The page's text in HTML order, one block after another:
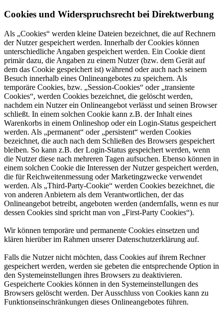
Cookies und Widerspruchsrecht bei Direktwerbung
Als „Cookies“ werden kleine Dateien bezeichnet, die auf Rechnern
der Nutzer gespeichert werden. Innerhalb der Cookies können
unterschiedliche Angaben gespeichert werden. Ein Cookie dient
primär dazu, die Angaben zu einem Nutzer (bzw. dem Gerät auf
dem das Cookie gespeichert ist) während oder auch nach seinem
Besuch innerhalb eines Onlineangebotes zu speichern. Als
temporäre Cookies, bzw. „Session-Cookies“ oder „transiente
Cookies“, werden Cookies bezeichnet, die gelöscht werden,
nachdem ein Nutzer ein Onlineangebot verlässt und seinen Browser
schließt. In einem solchen Cookie kann z.B. der Inhalt eines
Warenkorbs in einem Onlineshop oder ein Login-Status gespeichert
werden. Als „permanent“ oder „persistent“ werden Cookies
bezeichnet, die auch nach dem Schließen des Browsers gespeichert
bleiben. So kann z.B. der Login-Status gespeichert werden, wenn
die Nutzer diese nach mehreren Tagen aufsuchen. Ebenso können in
einem solchen Cookie die Interessen der Nutzer gespeichert werden,
die für Reichweitenmessung oder Marketingzwecke verwendet
werden. Als „Third-Party-Cookie“ werden Cookies bezeichnet, die
von anderen Anbietern als dem Verantwortlichen, der das
Onlineangebot betreibt, angeboten werden (andernfalls, wenn es nur
dessen Cookies sind spricht man von „First-Party Cookies“).
Wir können temporäre und permanente Cookies einsetzen und
klären hierüber im Rahmen unserer Datenschutzerklärung auf.
Falls die Nutzer nicht möchten, dass Cookies auf ihrem Rechner
gespeichert werden, werden sie gebeten die entsprechende Option in
den Systemeinstellungen ihres Browsers zu deaktivieren.
Gespeicherte Cookies können in den Systemeinstellungen des
Browsers gelöscht werden. Der Ausschluss von Cookies kann zu
Funktionseinschränkungen dieses Onlineangebotes führen.